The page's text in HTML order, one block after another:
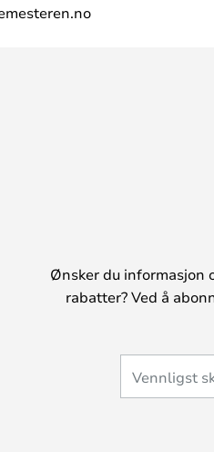
Ønsker du informasjon
rabatter? Ved å